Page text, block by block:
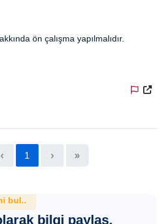
ön çalışma yapılmalıdır.
‹ 1 › »
bul..
bilgi paylaş,